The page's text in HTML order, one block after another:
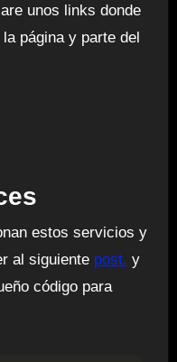
unos links donde
página y parte del
estos servicios y
al siguiente post. y
código para